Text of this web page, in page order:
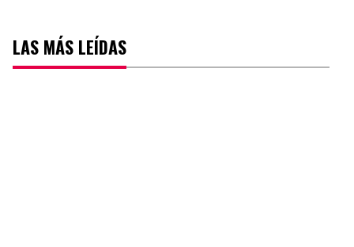
LAS MÁS LEÍDAS